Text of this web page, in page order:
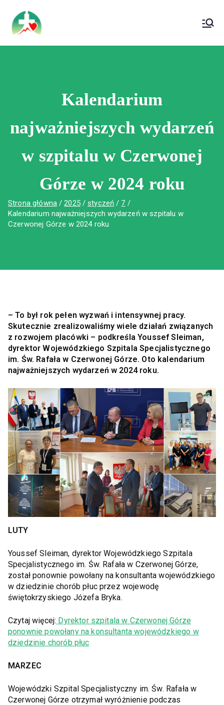
treści
Wojewódzki Szpital Specjalistyczny im.
Św. Rafała w Czerwonej Górze
Kalendarium
najważniejszych wydarzeń
w szpitalu w Czerwonej
Górze w 2024 roku
Strona główna 2025 styczeń
7
Kalendarium najważniejszych wydarzeń w szpitalu w
Czerwonej Górze w 2024 roku
– To był rok pełen wyzwań i intensywnej pracy.
Skutecznie zrealizowaliśmy wiele działań związanych
z rozwojem placówki – podkreśla Youssef Sleiman,
dyrektor Wojewódzkiego Szpitala Specjalistycznego
im. Św. Rafała w Czerwonej Górze. Oto kalendarium
najważniejszych wydarzeń w 2024 roku.
LUTY
Youssef Sleiman, dyrektor Wojewódzkiego Szpitala
Specjalistycznego im. Św. Rafała w Czerwonej Górze,
został ponownie powołany na konsultanta wojewódzkiego
w dziedzinie chorób płuc przez wojewodę
świętokrzyskiego Józefa Bryka.
Czytaj więcej: Dyrektor szpitala w Czerwonej Górze
ponownie powołany na konsultanta wojewódzkiego w
dziedzinie chorób płuc
MARZEC
Wojewódzki Szpital Specjalistyczny im. Św. Rafała w
Czerwonej Górze otrzymał wyróżnienie podczas